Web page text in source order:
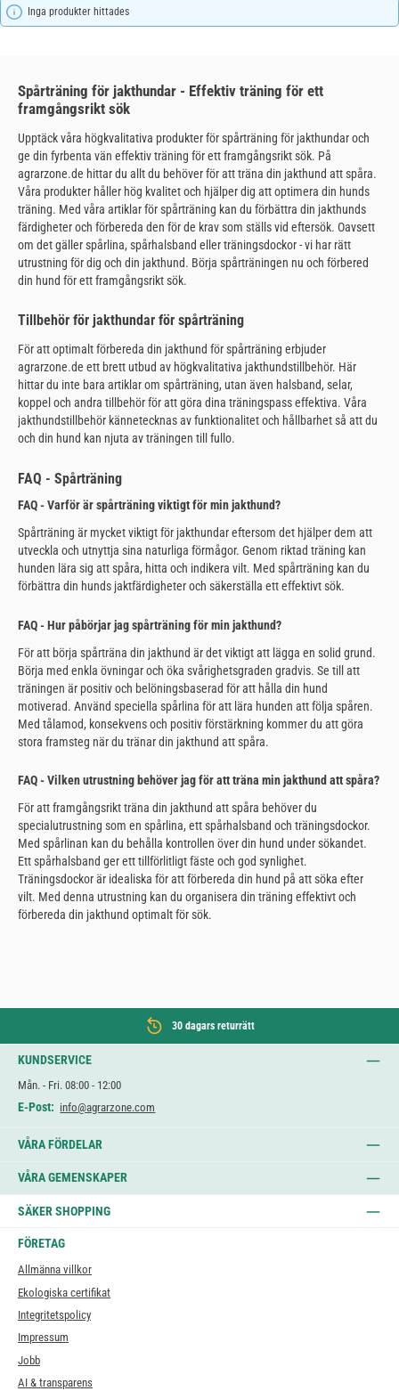
Inga produkter hittades
Spårträning för jakthundar - Effektiv träning för ett
framgångsrikt sök
Upptäck våra högkvalitativa produkter för spårträning för jakthundar och
ge din fyrbenta vän effektiv träning för ett framgångsrikt sök. På
agrarzone.de hittar du allt du behöver för att träna din jakthund att spåra.
Våra produkter håller hög kvalitet och hjälper dig att optimera din hunds
träning. Med våra artiklar för spårträning kan du förbättra din jakthunds
färdigheter och förbereda den för de krav som ställs vid eftersök. Oavsett
om det gäller spårlina, spårhalsband eller träningsdockor - vi har rätt
utrustning för dig och din jakthund. Börja spårträningen nu och förbered
din hund för ett framgångsrikt sök.
Tillbehör för jakthundar för spårträning
För att optimalt förbereda din jakthund för spårträning erbjuder
agrarzone.de ett brett utbud av högkvalitativa jakthundstillbehör. Här
hittar du inte bara artiklar om spårträning, utan även halsband, selar,
koppel och andra tillbehör för att göra dina träningspass effektiva. Våra
jakthundstillbehör kännetecknas av funktionalitet och hållbarhet så att du
och din hund kan njuta av träningen till fullo.
FAQ - Spårträning
FAQ - Varför är spårträning viktigt för min jakthund?
Spårträning är mycket viktigt för jakthundar eftersom det hjälper dem att
utveckla och utnyttja sina naturliga förmågor. Genom riktad träning kan
hunden lära sig att spåra, hitta och indikera vilt. Med spårträning kan du
förbättra din hunds jaktfärdigheter och säkerställa ett effektivt sök.
FAQ - Hur påbörjar jag spårträning för min jakthund?
För att börja spårträna din jakthund är det viktigt att lägga en solid grund.
Börja med enkla övningar och öka svårighetsgraden gradvis. Se till att
träningen är positiv och belöningsbaserad för att hålla din hund
motiverad. Använd speciella spårlina för att lära hunden att följa spåren.
Med tålamod, konsekvens och positiv förstärkning kommer du att göra
stora framsteg när du tränar din jakthund att spåra.
FAQ - Vilken utrustning behöver jag för att träna min jakthund att spåra?
För att framgångsrikt träna din jakthund att spåra behöver du
specialutrustning som en spårlina, ett spårhalsband och träningsdockor.
Med spårlinan kan du behålla kontrollen över din hund under sökandet.
Ett spårhalsband ger ett tillförlitligt fäste och god synlighet.
Träningsdockor är idealiska för att förbereda din hund på att söka efter
vilt. Med denna utrustning kan du organisera din träning effektivt och
förbereda din jakthund optimalt för sök.
30 dagars returrätt
KUNDSERVICE
Mån. - Fri. 08:00 - 12:00
E-Post: info@agrarzone.com
VÅRA FÖRDELAR
VÅRA GEMENSKAPER
SÄKER SHOPPING
FÖRETAG
Allmänna villkor
Ekologiska certifikat
Integritetspolicy
Impressum
Jobb
AI & transparens